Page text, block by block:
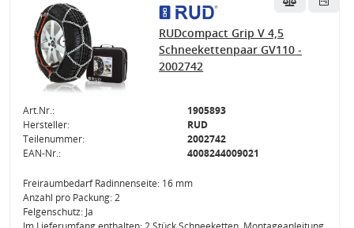
RUDcompact Grip V 4,5
Schneekettenpaar GV110 -
2002742
Art.Nr.:
1905893
Hersteller:
RUD
Teilenummer:
2002742
EAN-Nr.:
4008244009021
Freiraumbedarf Radinnenseite: 16 mm
Anzahl pro Packung: 2
Felgenschutz: Ja